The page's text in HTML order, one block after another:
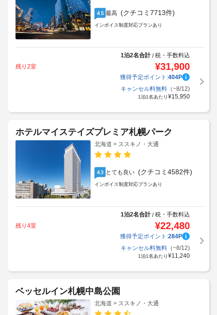
4.5 最高 (クチコミ7713件)
インボイス制度対応プランあり
1泊2名合計/税・手数料込
残り2室
¥31,900
獲得予定ポイント:404P
キャンセル料無料（~8/12)
1泊1名あたり¥15,950
ホテルマイステイズプレミア札幌パーク
北海道 > ススキノ・大通
4.3 とても良い (クチコミ4582件)
インボイス制度対応プランあり
1泊2名合計/税・手数料込
残り4室
¥22,480
獲得予定ポイント:284P
キャンセル料無料（~8/12)
1泊1名あたり¥11,240
ベッセルイン札幌中島公園
北海道 > ススキノ・大通